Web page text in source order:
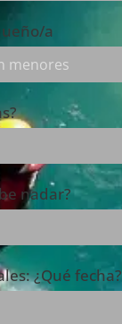
a
nadar?
¿Qué fecha?